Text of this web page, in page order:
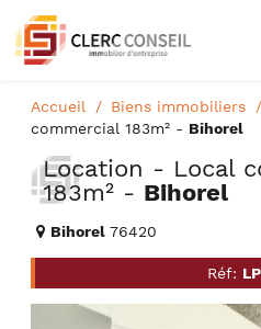
Accueil Biens immobiliers
commercial 183m² - Bihorel
Location - Local
183m² - Bihorel
Bihorel 76420
Réf: